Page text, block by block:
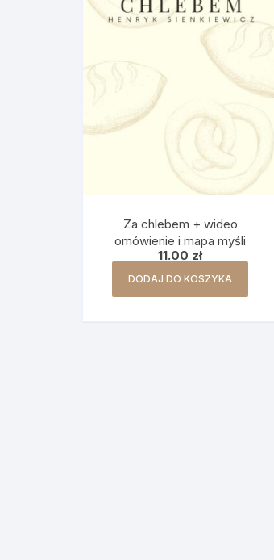
Za chlebem + wideo
omówienie i mapa myśli
11.00 zł
DODAJ DO KOSZYKA